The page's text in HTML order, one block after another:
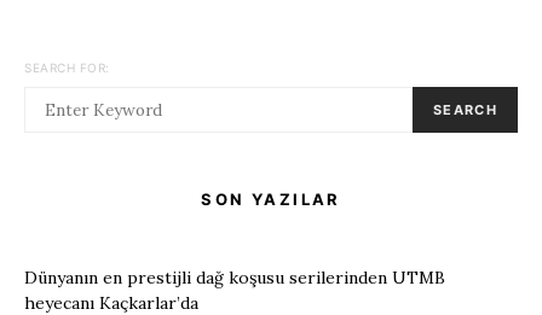
SEARCH FOR:
SEARCH
SON YAZILAR
Dünyanın en prestijli dağ koşusu serilerinden UTMB
heyecanı Kaçkarlar’da